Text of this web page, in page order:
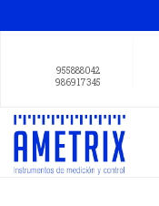
955888042
986917345